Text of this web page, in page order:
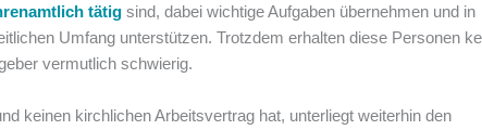
tätig sind, dabei wichtige Aufgaben übernehmen und in
Umfang unterstützen. Trotzdem erhalten diese Personen
vermutlich schwierig.
keinen kirchlichen Arbeitsvertrag hat, unterliegt weiterhin den